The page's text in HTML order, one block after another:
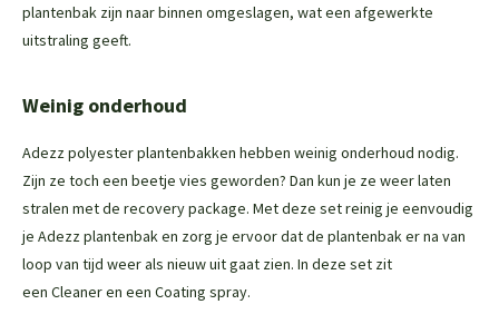
plantenbak zijn naar binnen omgeslagen, wat een afgewerkte
uitstraling geeft.
Weinig onderhoud
Adezz polyester plantenbakken hebben weinig onderhoud nodig.
Zijn ze toch een beetje vies geworden? Dan kun je ze weer laten
stralen met de recovery package. Met deze set reinig je eenvoudig
je Adezz plantenbak en zorg je ervoor dat de plantenbak er na van
loop van tijd weer als nieuw uit gaat zien. In deze set zit
een Cleaneren een Coating spray.